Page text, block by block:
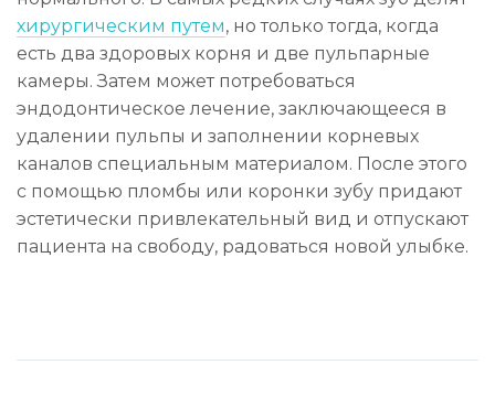
хирургическим путем, но только тогда, когда
есть два здоровых корня и две пульпарные
камеры. Затем может потребоваться
эндодонтическое лечение, заключающееся в
удалении пульпы и заполнении корневых
каналов специальным материалом. После этого
с помощью пломбы или коронки зубу придают
эстетически привлекательный вид и отпускают
пациента на свободу, радоваться новой улыбке.